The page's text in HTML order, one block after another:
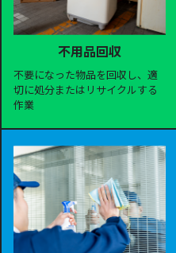
不用品回収
不要になった物品を回収し、適
切に処分またはリサイクルする
作業